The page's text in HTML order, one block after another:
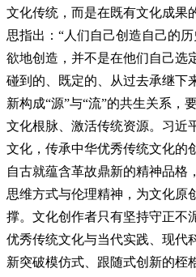
文化传统，而是在既有文化成果
思指出：“人们自己创造自己的
欲地创造，并不是在他们自己选
碰到的、既定的、从过去承继下
新构成“源”与“流”的共生关系，
文化根脉、激活传统资源。习近
文化，传承中华优秀传统文化的
自古就蕴含革故鼎新的精神品格
思维方式与伦理精神，为文化原
撑。文化创作者只有坚持守正不
优秀传统文化与当代实践、现代
新突破模仿式、跟随式创新的桎